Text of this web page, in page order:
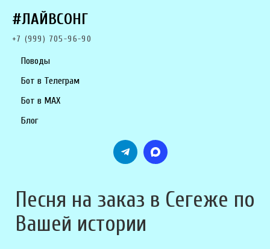
#ЛАЙВСОНГ
+7 (999) 705-96-90
Поводы
Бот в Телеграм
Бот в MAX
Блог
Песня на заказ в Сегеже по
Вашей истории